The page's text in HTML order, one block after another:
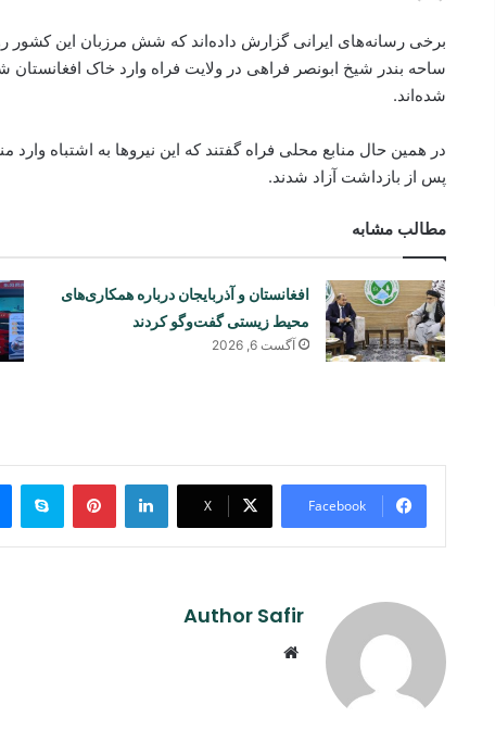
ساحه بندر شیخ ابونصر فراهی در ولایت فراه وارد خاک
شده‌اند.
در همین حال منابع محلی فراه گفتند که این نیروها به اشتباه
پس از بازداشت آزاد شدند.
مطالب مشابه
افغانستان و آذربایجان درباره همکاری‌های
محیط زیستی گفت‌وگو کردند
آگست 6, 2026
Facebook
X
LinkedIn
Pinterest
Author Safir